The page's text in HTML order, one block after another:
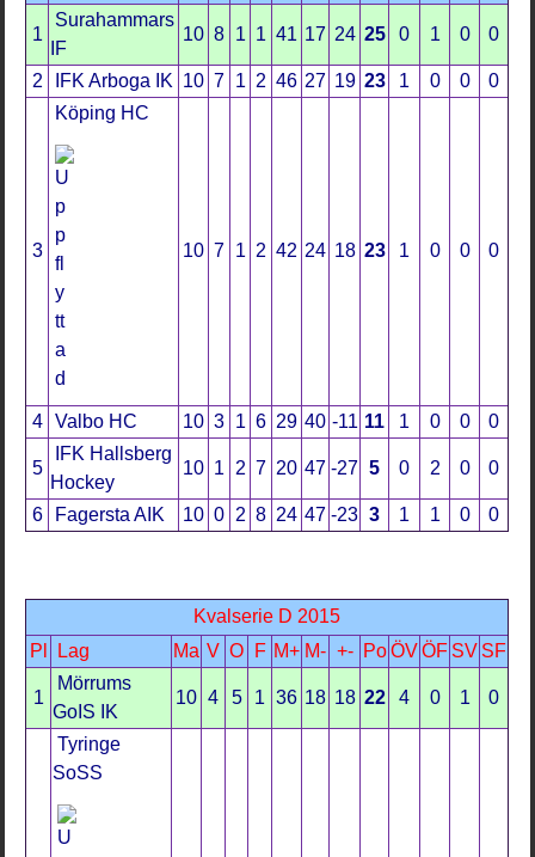
1
Surahammars
IF
10 8 1 1 41 17 24 25 0 1 0 0
2 IFK Arboga IK 10 7 1 2 46 27 19 23 1 0 0 0
3
Köping HC
10 7 1 2 42 24 18 23 1 0 0 0
4 Valbo HC 10 3 1 6 29 40 -11 11 1 0 0 0
5
IFK Hallsberg
Hockey
10 1 2 7 20 47 -27 5 0 2 0 0
6 Fagersta AIK 10 0 2 8 24 47 -23 3 1 1 0 0
Kvalserie D 2015
Pl
Lag Ma V O F M+ M- +- Po ÖV ÖF SV SF
1
Mörrums
GoIS IK
10 4 5 1 36 18 18 22 4 0 1 0
Tyringe
SoSS